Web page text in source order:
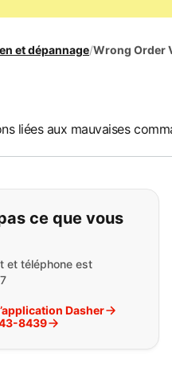
et dépannage/Wrong Order
liées aux mauvaises
pas ce
ce que vous
et téléphone est
Dasher
8439